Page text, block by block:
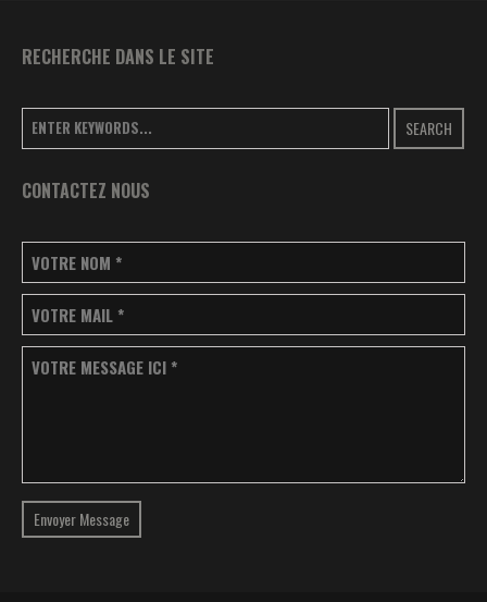
RECHERCHE DANS LE SITE
SEARCH
CONTACTEZ NOUS
VOTRE NOM *
VOTRE MAIL *
VOTRE MESSAGE ICI *
Envoyer Message